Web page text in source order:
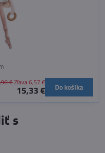
15,33 €
€Zľava 6,57 € Do košíka
s